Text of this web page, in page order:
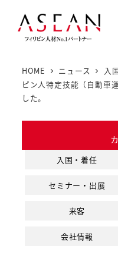
HOME ニュース 入
ピン人特定技能（自動車
した。
入国・着任
セミナー・出展
来客
会社情報